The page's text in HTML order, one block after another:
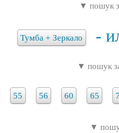
▼ пошук
Тумба + Зеркало -
▼ пошук
55 56 60 65
▼